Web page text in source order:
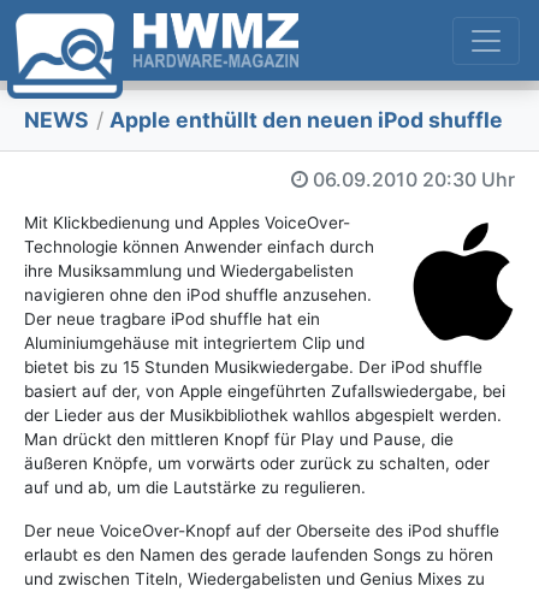
NEWS / Apple enthüllt den neuen iPod shuffle
06.09.2010 20:30 Uhr
Mit Klickbedienung und Apples VoiceOver-
Technologie können Anwender einfach durch
ihre Musiksammlung und Wiedergabelisten
navigieren ohne den iPod shuffle anzusehen.
Der neue tragbare iPod shuffle hat ein
Aluminiumgehäuse mit integriertem Clip und
bietet bis zu 15 Stunden Musikwiedergabe. Der iPod shuffle
basiert auf der, von Apple eingeführten Zufallswiedergabe, bei
der Lieder aus der Musikbibliothek wahllos abgespielt werden.
Man drückt den mittleren Knopf für Play und Pause, die
äußeren Knöpfe, um vorwärts oder zurück zu schalten, oder
auf und ab, um die Lautstärke zu regulieren.
Der neue VoiceOver-Knopf auf der Oberseite des iPod shuffle
erlaubt es den Namen des gerade laufenden Songs zu hören
und zwischen Titeln, Wiedergabelisten und Genius Mixes zu